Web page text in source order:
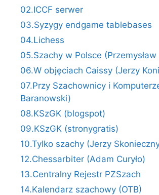
02.ICCF serwer
03.Syzygy endgame tablebases
04.Lichess
05.Szachy w Polsce (Przemysław
06.W objęciach Caissy (Jerzy
07.Przy Szachownicy i
Baranowski)
08.KSzGK (blogspot)
09.KSzGK (stronygratis)
10.Tylko szachy (Jerzy
12.Chessarbiter (Adam Curyło)
13.Centralny Rejestr PZSzach
14.Kalendarz szachowy (OTB)